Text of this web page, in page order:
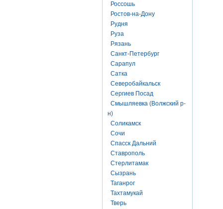
Россошь
Ростов-на-Дону
Рудня
Руза
Рязань
Санкт-Петербург
Сарапул
Сатка
Северобайкальск
Сергиев Посад
Смышляевка (Волжский р-
н)
Соликамск
Сочи
Спасск Дальний
Ставрополь
Стерлитамак
Сызрань
Таганрог
Тахтамукай
Тверь